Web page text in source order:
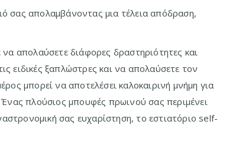
σας απολαμβάνοντας μια τέλεια απόδραση,
απολαύσετε διάφορες δραστηριότητες και
ειδικές ξαπλώστρες και να απολαύσετε τον
μπορεί να αποτελέσει καλοκαιρινή μνήμη για
πλούσιος μπουφές πρωινού σας περιμένει
σας ευχαρίστηση, το εστιατόριο self-